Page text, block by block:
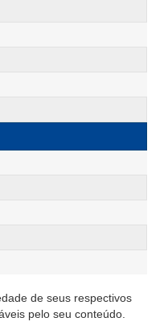
de seus respectivos
pelo seu conteúdo.